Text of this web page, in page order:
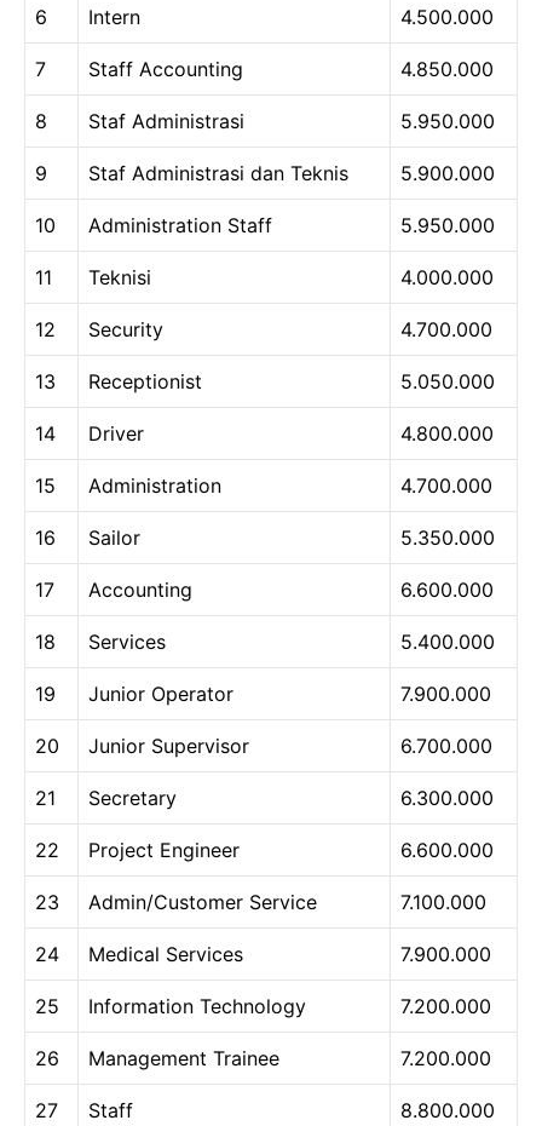
6 Intern 4.500.000
7 Staff Accounting 4.850.000
8 Staf Administrasi 5.950.000
9 Staf Administrasi dan Teknis 5.900.000
10 Administration Staff 5.950.000
11 Teknisi 4.000.000
12 Security 4.700.000
13 Receptionist 5.050.000
14 Driver 4.800.000
15 Administration 4.700.000
16 Sailor 5.350.000
17 Accounting 6.600.000
18 Services 5.400.000
19 Junior Operator 7.900.000
20 Junior Supervisor 6.700.000
21 Secretary 6.300.000
22 Project Engineer 6.600.000
23 Admin/Customer Service 7.100.000
24 Medical Services 7.900.000
25 Information Technology 7.200.000
26 Management Trainee 7.200.000
27 Staff 8.800.000